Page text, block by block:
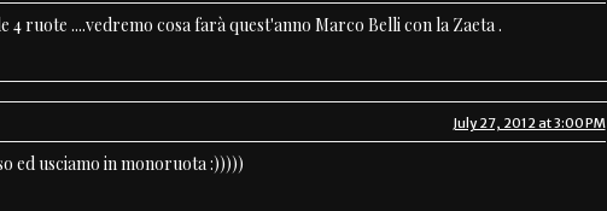
ruote ....vedremo cosa farà quest'anno Marco Belli con la Zaeta .
July 27, 2012 at 3:00 PM
ed usciamo in monoruota :)))))